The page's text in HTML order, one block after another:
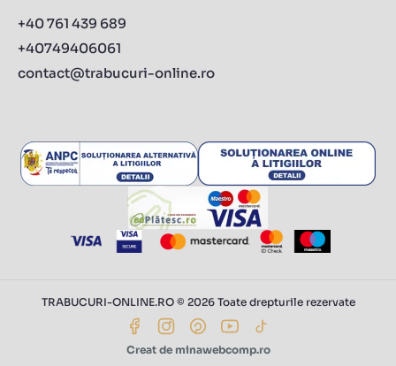
+40 761 439 689
+40749406061
contact@trabucuri-online.ro
TRABUCURI-ONLINE.RO © 2026 Toate drepturile rezervate
Creat de minawebcomp.ro